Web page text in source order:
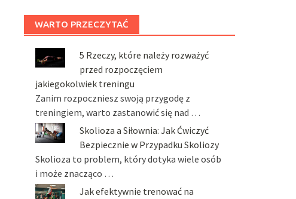
WARTO PRZECZYTAĆ
5 Rzeczy, które należy rozważyć
przed rozpoczęciem
jakiegokolwiek treningu
Zanim rozpoczniesz swoją przygodę z
treningiem, warto zastanowić się nad …
Skolioza a Siłownia: Jak Ćwiczyć
Bezpiecznie w Przypadku Skoliozy
Skolioza to problem, który dotyka wiele osób
i może znacząco …
Jak efektywnie trenować na